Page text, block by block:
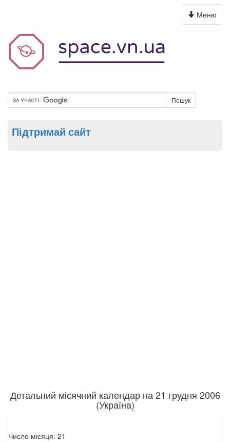
Toggle
navigation
Меню
Пошук
Підтримай сайт
Детальний місячний календар на 21 грудня 2006
(Україна)
Число місяця: 21